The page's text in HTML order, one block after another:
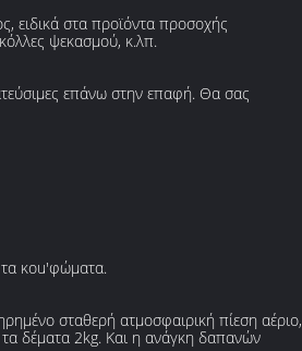
ειδικά στα προϊόντα προσοχής
ψεκασμού, κ.λπ.
επάνω στην επαφή. Θα σας
τα κοu'φώματα.
σταθερή ατμοσφαιρική πίεση αέριο,
δέματα 2kg. Και η ανάγκη δαπανών